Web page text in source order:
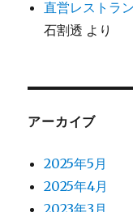
直営レストラ
石割透 より
アーカイブ
2025年5月
2025年4月